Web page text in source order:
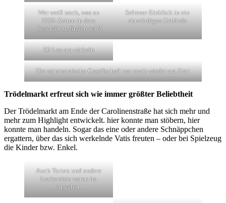
Wer weiß noch, was zu
DDR-Zeiten in dem
Geschäft zu finden war?
Seltener Einblick in ein
ehrwürdiges Gebäude
DJ Leo am wirbeln
Die astronomische Gesellschaft war auch wieder am Start
Trödelmarkt erfreut sich wie immer größter Beliebtheit
Der Trödelmarkt am Ende der Carolinenstraße hat sich mehr und
mehr zum Highlight entwickelt. hier konnte man stöbern, hier
konnte man handeln. Sogar das eine oder andere Schnäppchen
ergattern, über das sich werkelnde Vatis freuten – oder bei Spielzeug
die Kinder bzw. Enkel.
Auch Torten und andere
Leckereien waren im
Angebot.